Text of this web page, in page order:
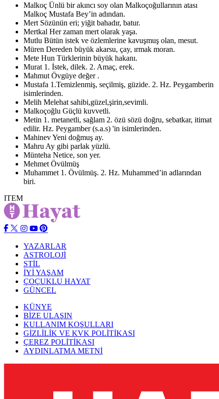
Malkoç Ünlü bir akıncı soy olan Malkoçoğullarının atası
Malkoç Mustafa Bey’in adından.
Mert Sözünün eri; yiğit bahadır, batur.
Mertkal Her zaman mert olarak yaşa.
Mutlu Bütün istek ve özlemlerine kavuşmuş olan, mesut.
Müren Dereden büyük akarsu, çay, ırmak moran.
Mete Hun Türklerinin büyük hakanı.
Murat 1. İstek, dilek. 2. Amaç, erek.
Mahmut Övgüye değer .
Mustafa 1.Temizlenmiş, seçilmiş, güzide. 2. Hz. Peygamberin
isimlerinden.
Melih Melehat sahibi,güzel,şirin,sevimli.
Malkoçoğlu Güçlü kuvvetli.
Metin 1. metanetli, sağlam 2. özü sözü doğru, sebatkar, itimat
edilir. Hz. Peygamber (s.a.s) 'in isimlerinden.
MahinevYeni doğmuş ay.
Mahru Ay gibi parlak yüzlü.
Münteha Netice, son yer.
Mehmet Övülmüş
Muhammet 1. Övülmüş. 2. Hz. Muhammed’in adlarından
biri.
ITEM
YAZARLAR
ASTROLOJİ
STİL
İYİ YAŞAM
ÇOÇUKLU HAYAT
GÜNCEL
KÜNYE
BİZE ULAŞIN
KULLANIM KOŞULLARI
GİZLİLİK VE KVK POLİTİKASI
ÇEREZ POLİTİKASI
AYDINLATMA METNİ